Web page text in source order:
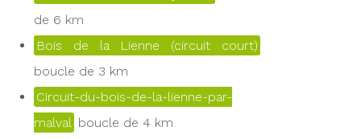
de 6 km
Bois de la Lienne (circuit court)
boucle de 3 km
Circuit-du-bois-de-la-lienne-par-
malval boucle de 4 km